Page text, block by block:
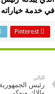
في خدمة
Pinterest
التالي
رئيس